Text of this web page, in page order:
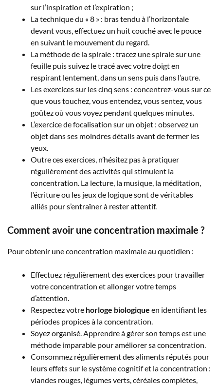
sur l’inspiration et l’expiration ;
La technique du « 8 » : bras tendu à l’horizontale
devant vous, effectuez un huit couché avec le pouce
en suivant le mouvement du regard.
La méthode de la spirale : tracez une spirale sur une
feuille puis suivez le tracé avec votre doigt en
respirant lentement, dans un sens puis dans l’autre.
Les exercices sur les cinq sens : concentrez-vous sur ce
que vous touchez, vous entendez, vous sentez, vous
goûtez où vous voyez pendant quelques minutes.
L’exercice de focalisation sur un objet : observez un
objet dans ses moindres détails avant de fermer les
yeux.
Outre ces exercices, n’hésitez pas à pratiquer
régulièrement des activités qui stimulent la
concentration. La lecture, la musique, la méditation,
l’écriture ou les jeux de logique sont de véritables
alliés pour s’entraîner à rester attentif.
Comment avoir une concentration maximale ?
Pour obtenir une concentration maximale au quotidien :
Effectuez régulièrement des exercices pour travailler
votre concentration et allonger votre temps
d’attention.
Respectez votre horloge biologique en identifiant les
périodes propices à la concentration.
Soyez organisé. Apprendre à gérer son temps est une
méthode imparable pour améliorer sa concentration.
Consommez régulièrement des aliments réputés pour
leurs effets sur le système cognitif et la concentration :
viandes rouges, légumes verts, céréales complètes,